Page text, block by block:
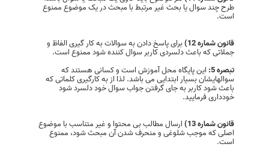
طرح چند سوال يا بحث غير مرتبط با مبحث در یک موضوع ممنوع
است.
قانون شماره 12) برای پاسخ دادن به سوالات به کار گیری الفاظ و
جملاتی که باعث دلسردی کاربر سوال کننده شود ممنوع است.
تبصره 5:
این پایگاه محل آموزش است و کسانی هستند که
سوالهایشان بسیار ابتدایی می باشد. لذا از به کارگیری کلماتی که
باعث شود کاربر به جای گرفتن جواب سوال خود دلسرد شود
خودداری فرمایید.
قانون شماره 13) ارسال مطالب بی محتوا و غیر متناسب با موضوع
اصلی که موجب شلوغی و منحرف شدن آن مبحث شود، ممنوع
است.